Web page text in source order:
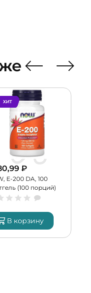
ХИТ
₽
E-200 DA, 100
(100 порций)
В корзину